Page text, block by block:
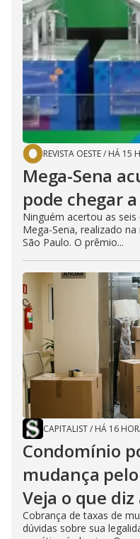
REVISTA OESTE/ HÁ 15
Mega-Sena
pode chegar
Ninguém acertou as
Mega-Sena, realizado
São Paulo. O prêmio...
CAPITALIST/ HÁ 16
Condomínio
mudança
Veja o que diz
Cobrança de taxas de
dúvidas sobre sua